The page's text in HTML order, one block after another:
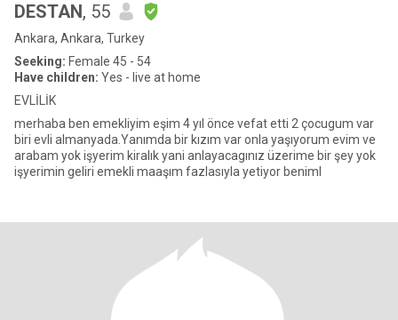
DESTAN, 55
Ankara, Ankara, Turkey
Seeking: Female 45 - 54
Have children: Yes - live at home
EVLİLİK
merhaba ben emekliyim eşim 4 yıl önce vefat etti 2 çocugum var
biri evli almanyada.Yanımda bir kızım var onla yaşıyorum evim ve
arabam yok işyerim kiralık yani anlayacagınız üzerime bir şey yok
işyerimin geliri emekli maaşım fazlasıyla yetiyor beniml